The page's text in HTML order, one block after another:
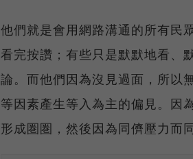
他們就是會用網路溝通的所有民
看完按讚；有些只是默默地看、
論。而他們因為沒見過面，所以
等因素產生等入為主的偏見。因
形成圏圏，然後因為同儕壓力而